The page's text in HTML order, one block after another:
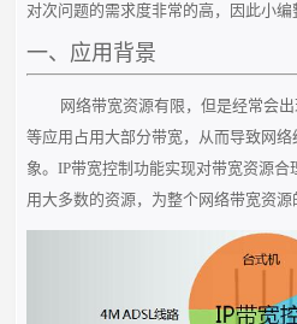
对次问题的需求度非常的高，因此小编
一、应用背景
网络带宽资源有限，但是经常会
等应用占用大部分带宽，从而导致网
象。IP带宽控制功能实现对带宽资源
用大多数的资源，为整个网络带宽资源